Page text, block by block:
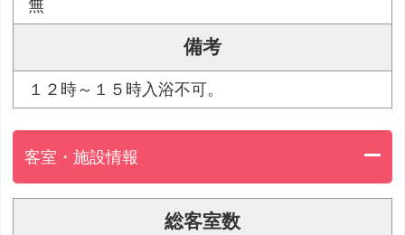
無
備考
１２時～１５時入浴不可。
客室・施設情報
総客室数